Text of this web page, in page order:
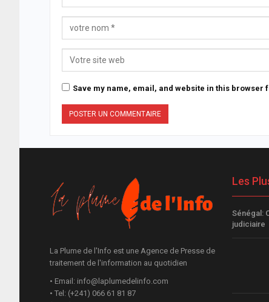
Save my name, email, and website in this browser
La Plume de l'Info est une Agence de Presse de
traitement de l'information au quotidien
• Email: info@laplumedelinfo.com
• Tel: (+241) 066 61 81 87
Les
Sénégal:
judiciaire